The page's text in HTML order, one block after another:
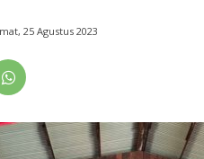
25 Agustus 2023